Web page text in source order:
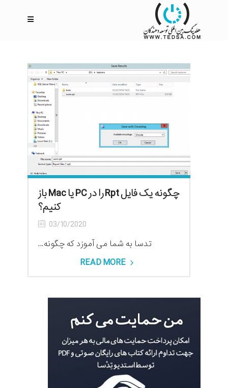
چگونه یک فایل Rpt را در PC یا Mac باز
کنیم؟
03/10/2020
تدسا به شما می آموزد که چگونه...
READ MORE